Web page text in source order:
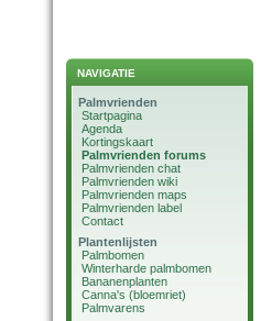
NAVIGATIE
Palmvrienden
Startpagina
Agenda
Kortingskaart
Palmvrienden forums
Palmvrienden chat
Palmvrienden wiki
Palmvrienden maps
Palmvrienden label
Contact
Plantenlijsten
Palmbomen
Winterharde palmbomen
Bananenplanten
Canna's (bloemriet)
Palmvarens